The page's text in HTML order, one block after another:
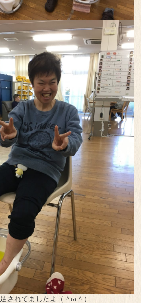
されてましたよ（＾ω＾）